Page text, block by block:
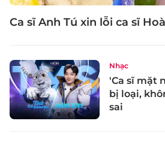
Ca sĩ Anh Tú xin lỗi ca sĩ
Nhạc
'Ca sĩ mặt
bị loại,
sai